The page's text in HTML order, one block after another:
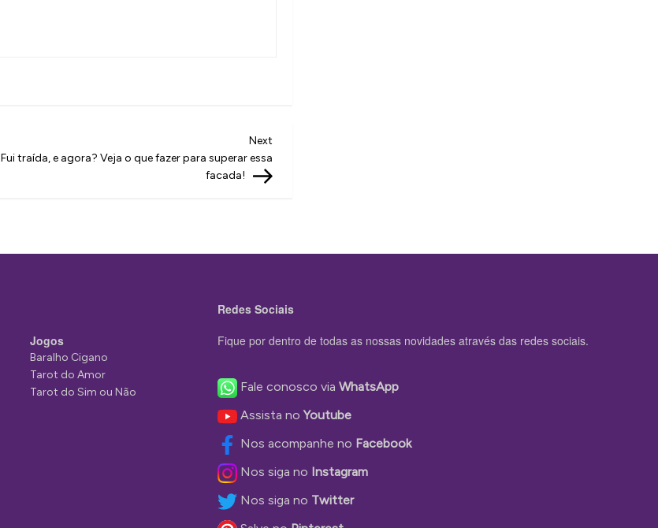
Next
Fui traída, e agora? Veja o que fazer para superar essa
facada!
Jogos
Baralho Cigano
Tarot do Amor
Tarot do Sim ou Não
Redes Sociais
Fique por dentro de todas as nossas novidades através das redes sociais.
Fale conosco via WhatsApp
Assista noYoutube
Nos acompanhe no Facebook
Nos siga no Instagram
Nos siga no Twitter